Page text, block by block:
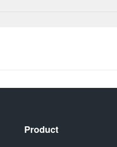
Product